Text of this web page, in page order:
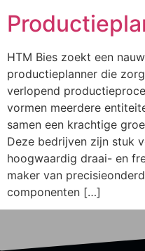
HTM Bies zoekt een
productieplanner die
verlopend
vormen meerdere
samen een krachtige
Deze bedrijven zijn stuk
hoogwaardig draai- en
maker van
componenten […]